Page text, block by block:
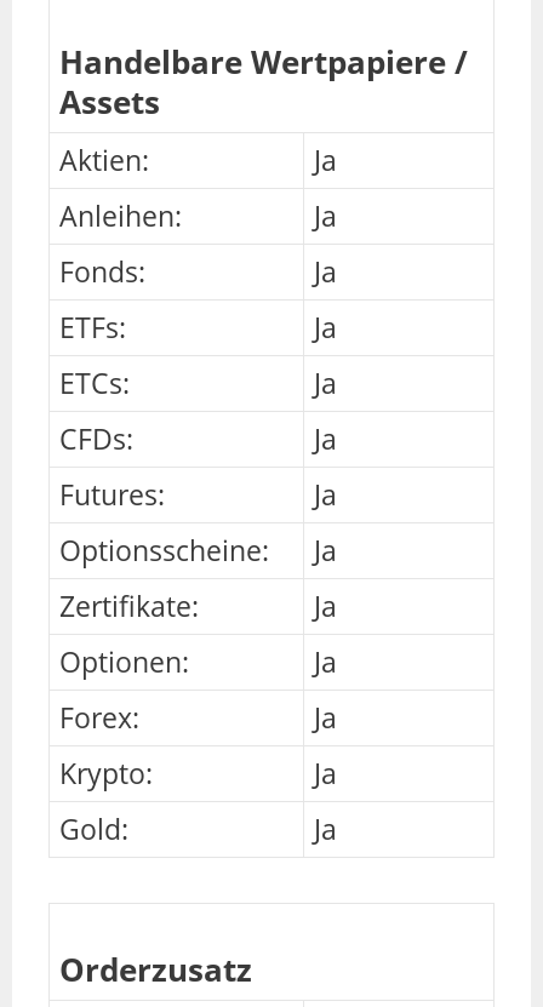
Handelbare Wertpapiere /
Assets
Aktien:
Ja
Anleihen:
Ja
Fonds:
Ja
ETFs:
Ja
ETCs:
Ja
CFDs:
Ja
Futures:
Ja
Optionsscheine:
Ja
Zertifikate:
Ja
Optionen:
Ja
Forex:
Ja
Krypto:
Ja
Gold:
Ja
Orderzusatz